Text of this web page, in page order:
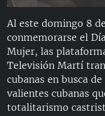
RADIO MARTÍ
ESPECIALES
SER VIEJO EN CUBA
MULTIMEDIA
EDITORIALES
SÍGUENOS
Auto
Al este domingo 8
conmemorarse el
Mujer, las
Televisión Martí
cubanas en busca
valientes cubanas
totalitarismo